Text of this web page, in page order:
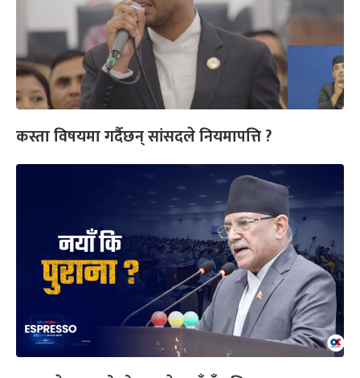
कस्ता विषयमा गर्दैछन् सांसदले नियमापत्ति ?